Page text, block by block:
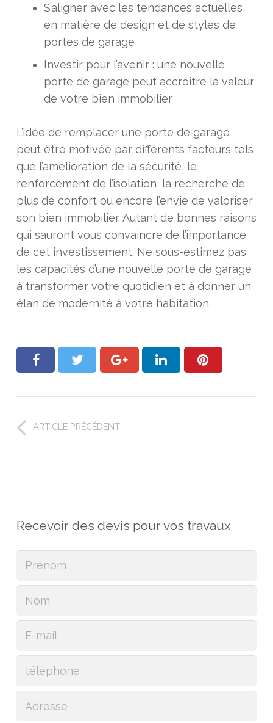
S’aligner avec les tendances actuelles
en matière de design et de styles de
portes de garage
Investir pour l’avenir : une nouvelle
porte de garage peut accroitre la valeur
de votre bien immobilier
L’idée de remplacer une porte de garage
peut être motivée par différents facteurs tels
que l’amélioration de la sécurité, le
renforcement de l’isolation, la recherche de
plus de confort ou encore l’envie de valoriser
son bien immobilier. Autant de bonnes raisons
qui sauront vous convaincre de l’importance
de cet investissement. Ne sous-estimez pas
les capacités d’une nouvelle porte de garage
à transformer votre quotidien et à donner un
élan de modernité à votre habitation.
ARTICLE PRÉCÉDENT
Recevoir des devis pour vos travaux